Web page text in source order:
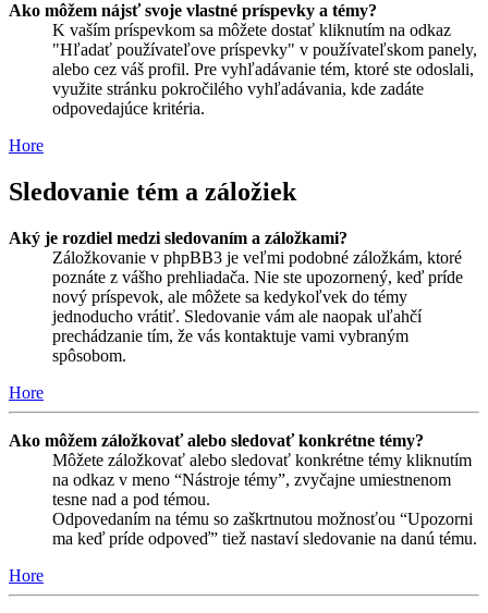
Ako môžem nájsť svoje vlastné príspevky a témy?
K vaším príspevkom sa môžete dostať kliknutím na odkaz
"Hľadať používateľove príspevky" v používateľskom panely,
alebo cez váš profil. Pre vyhľadávanie tém, ktoré ste odoslali,
využite stránku pokročilého vyhľadávania, kde zadáte
odpovedajúce kritéria.
Hore
Sledovanie tém a záložiek
Aký je rozdiel medzi sledovaním a záložkami?
Záložkovanie v phpBB3 je veľmi podobné záložkám, ktoré
poznáte z vášho prehliadača. Nie ste upozornený, keď príde
nový príspevok, ale môžete sa kedykoľvek do témy
jednoducho vrátiť. Sledovanie vám ale naopak uľahčí
prechádzanie tím, že vás kontaktuje vami vybraným
spôsobom.
Hore
Ako môžem záložkovať alebo sledovať konkrétne témy?
Môžete záložkovať alebo sledovať konkrétne témy kliknutím
na odkaz v meno “Nástroje témy”, zvyčajne umiestnenom
tesne nad a pod témou.
Odpovedaním na tému so zaškrtnutou možnosťou “Upozorni
ma keď príde odpoveď” tiež nastaví sledovanie na danú tému.
Hore